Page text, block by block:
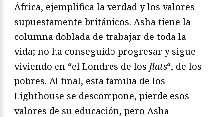
África, ejemplifica la verdad y los valores
supuestamente británicos. Asha tiene la
columna doblada de trabajar de toda la
vida; no ha conseguido progresar y sigue
viviendo en “el Londres de los flats“, de los
pobres. Al final, esta familia de los
Lighthouse se descompone, pierde esos
valores de su educación, pero Asha